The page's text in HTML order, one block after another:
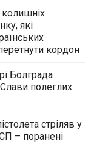
які
кордон
Болграда
полеглих
стріляв у
– поранені